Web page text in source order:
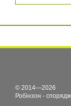
© 2014—2026
Робінзон -